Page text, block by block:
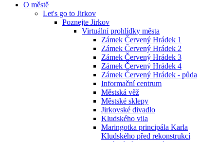
O městě
Let's go to Jirkov
Poznejte Jirkov
Virtuální prohlídky města
Zámek Červený Hrádek 1
Zámek Červený Hrádek 2
Zámek Červený Hrádek 3
Zámek Červený Hrádek 4
Zámek Červený Hrádek - půda
Informační centrum
Městská věž
Městské sklepy
Jirkovské divadlo
Kludského vila
Maringotka principála Karla
Kludského před rekonstrukcí